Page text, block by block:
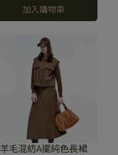
加入購物車
羊毛混紡A擺純色長裙